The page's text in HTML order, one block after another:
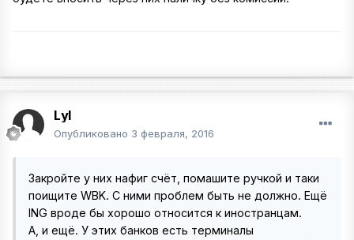
Lyl
Опубликовано 3 февраля, 2016
Закройте у них нафиг счёт, помашите ручкой и таки
поищите WBK. С ними проблем быть не должно. Ещё
ING вроде бы хорошо относится к иностранцам.
А, и ещё. У этих банков есть терминалы